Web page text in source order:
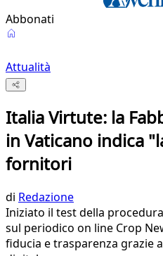
Abbonati
Attualità
Italia Virtute: la
in Vaticano indica
fornitori
di Redazione
Iniziato il test della
sul periodico on line Crop
fiducia e trasparenza grazie